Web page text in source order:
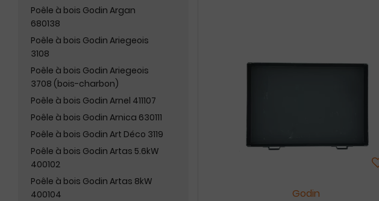
Poêle à bois Godin Argan
680138
Poêle à bois Godin Ariegeois
3108
Poêle à bois Godin Ariegeois
3708 (bois-charbon)
Poêle à bois Godin Arnel 411107
Poêle à bois Godin Arnica 630111
Poêle à bois Godin Art Déco 3119
Poêle à bois Godin Artas 5.6kW
400102
Poêle à bois Godin Artas 8kW
400104
Godin